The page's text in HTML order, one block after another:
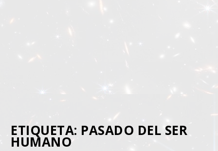
ETIQUETA: PASADO DEL SER
HUMANO